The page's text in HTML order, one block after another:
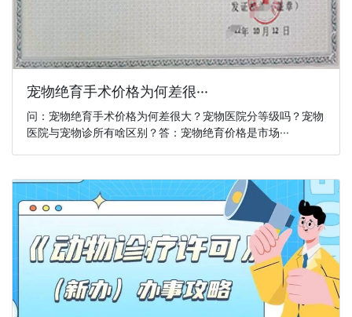
宠物绝育手术价格为何差很···
问：宠物绝育手术价格为何差很大？宠物医院分等级吗？宠物
医院与宠物诊所有啥区别？答：宠物绝育价格是市场···